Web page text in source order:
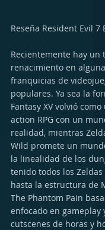
Reseña Resident Evil 7
Recientemente hay un
renacimiento en
franquicias de
populares. Ya sea la
Fantasy XV volvió
action RPG con un
realidad, mientras
Wild promete un
la linealidad de los
tenido todos los
hasta la estructura de
The Phantom Pain
enfocado en gameplay
cutscenes de horas y